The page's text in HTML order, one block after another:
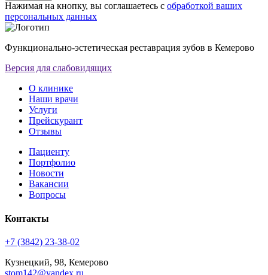
Нажимая на кнопку, вы соглашаетесь с обработкой ваших
персональных данных
Функционально-эстетическая реставрация зубов в Кемерово
Версия для слабовидящих
О клинике
Наши врачи
Услуги
Прейскурант
Отзывы
Пациенту
Портфолио
Новости
Вакансии
Вопросы
Контакты
+7 (3842) 23-38-02
Кузнецкий, 98, Кемерово
stom142@yandex.ru